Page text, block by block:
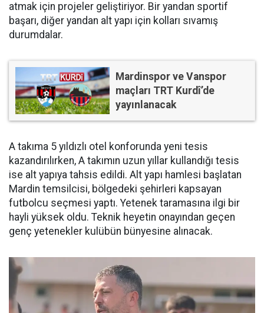
atmak için projeler geliştiriyor. Bir yandan sportif
başarı, diğer yandan alt yapı için kolları sıvamış
durumdalar.
Mardinspor ve Vanspor
maçları TRT Kurdî’de
yayınlanacak
A takıma 5 yıldızlı otel konforunda yeni tesis
kazandırılırken, A takımın uzun yıllar kullandığı tesis
ise alt yapıya tahsis edildi. Alt yapı hamlesi başlatan
Mardin temsilcisi, bölgedeki şehirleri kapsayan
futbolcu seçmesi yaptı. Yetenek taramasına ilgi bir
hayli yüksek oldu. Teknik heyetin onayından geçen
genç yetenekler kulübün bünyesine alınacak.